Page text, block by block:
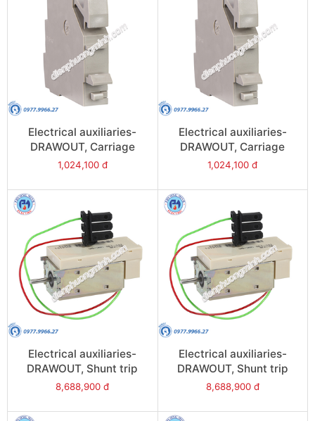
Electrical auxiliaries-
DRAWOUT, Carriage
switches, 1 test position
33752
1,024,100 đ
Electrical auxiliaries-
DRAWOUT, Carriage
switches, 1 connected
Model 33751
1,024,100 đ
Electrical auxiliaries-
DRAWOUT, Shunt trip
(2nd MX), 24VAC/DC -
8,688,900 đ
Electrical auxiliaries-
DRAWOUT, Shunt trip
(2nd MX),
48506
8,688,900 đ